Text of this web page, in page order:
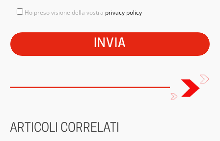
Ho preso visione della vostra privacy policy
ARTICOLI CORRELATI